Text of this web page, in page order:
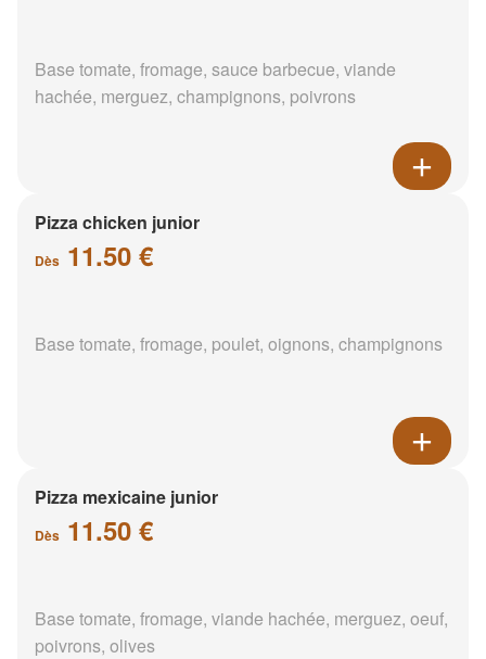
Base tomate, fromage, sauce barbecue, viande
hachée, merguez, champignons, poivrons
Pizza chicken junior
Dès 11.50 €
Base tomate, fromage, poulet, oignons, champignons
Pizza mexicaine junior
Dès 11.50 €
Base tomate, fromage, viande hachée, merguez, oeuf,
poivrons, olives